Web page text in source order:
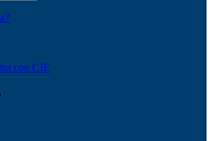
con CIE